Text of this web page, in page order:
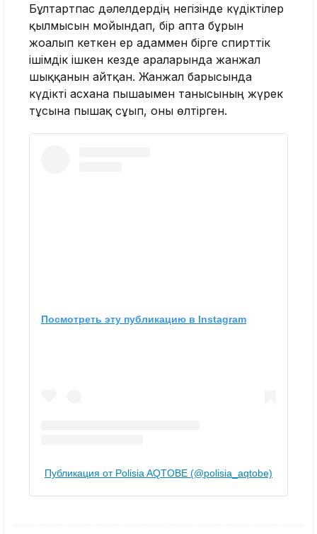
Бұлтартпас дәлелдердің негізінде күдіктілер
қылмысын мойындап, бір апта бұрын
жоғалып кеткен ер адаммен бірге спирттік
ішімдік ішкен кезде араларында жанжал
шыққанын айтқан. Жанжал барысында
күдікті асхана пышағымен танысының жүрек
тұсына пышақ сұғып, оны өлтірген.
Посмотреть эту публикацию в Instagram
Публикация от Polisia AQTOBE (@polisia_aqtobe)